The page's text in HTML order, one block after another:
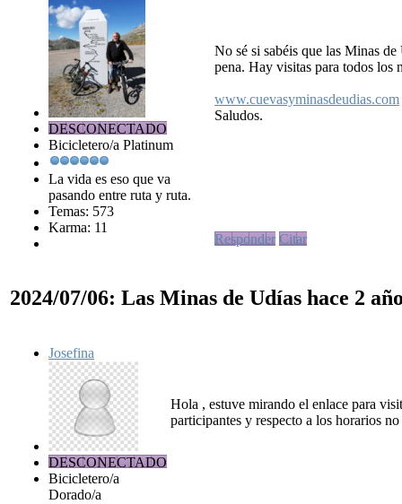
DESCONECTADO
Bicicletero/a Platinum
La vida es eso que va
pasando entre ruta y ruta.
Temas: 573
Karma: 11
No sé si sabéis que las Minas
pena. Hay visitas para todos los
www.cuevasyminasdeudias.com
Saludos.
Responder Citar
2024/07/06: Las Minas de Udías hace 2
Josefina
DESCONECTADO
Bicicletero/a
Dorado/a
Hola , estuve mirando el enlace para
participantes y respecto a los horarios